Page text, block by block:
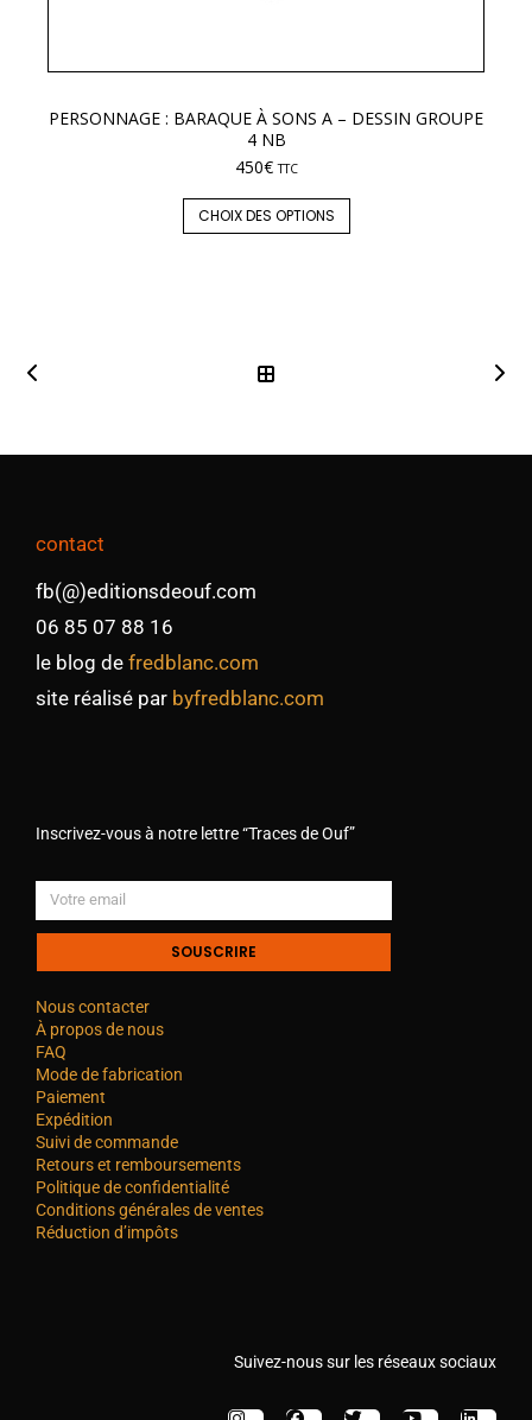
PERSONNAGE : BARAQUE À SONS A – DESSIN GROUPE
4 NB
450€ TTC
CHOIX DES OPTIONS
contact
fb(@)editionsdeouf.com
06 85 07 88 16
le blog de fredblanc.com
site réalisé par byfredblanc.com
Inscrivez-vous à notre lettre “Traces de Ouf”
SOUSCRIRE
Nous contacter
À propos de nous
FAQ
Mode de fabrication
Paiement
Expédition
Suivi de commande
Retours et remboursements
Politique de confidentialité
Conditions générales de ventes
Réduction d’impôts
Suivez-nous sur les réseaux sociaux